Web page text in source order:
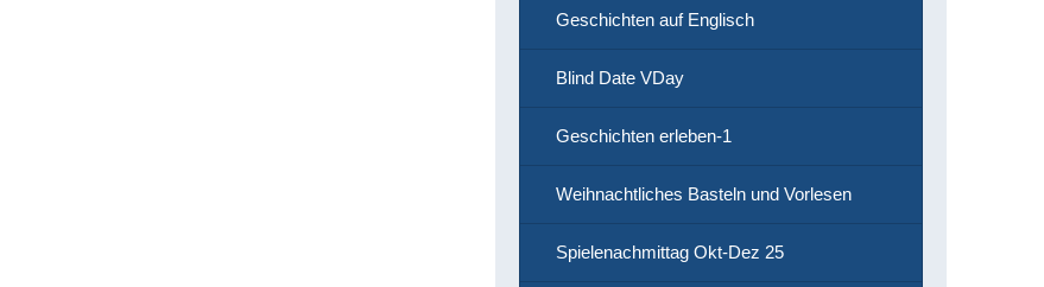
Geschichten auf Englisch
Blind Date VDay
Geschichten erleben-1
Weihnachtliches Basteln und Vorlesen
Spielenachmittag Okt-Dez 25